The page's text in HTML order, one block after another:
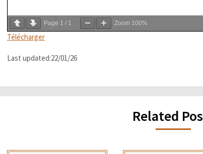
Page 1 / 1 Zoom 100%
Télécharger
Last updated:22/01/26
Related